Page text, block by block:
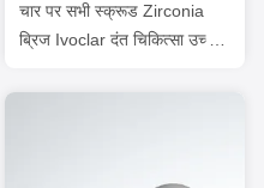
चार पर सभी स्क्रूड Zirconia
ब्रिज Ivoclar दंत चिकित्सा उच्च